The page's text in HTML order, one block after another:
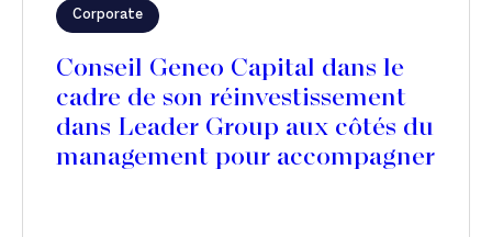
Corporate
Conseil Geneo Capital dans le
cadre de son réinvestissement
dans Leader Group aux côtés du
management pour accompagner